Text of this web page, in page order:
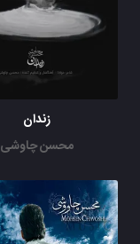
زندان
محسن چاوشی